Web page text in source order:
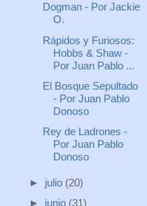
Dogman - Por Jackie
O.
Rápidos y Furiosos:
Hobbs & Shaw -
Por Juan Pablo ...
El Bosque Sepultado
- Por Juan Pablo
Donoso
Rey de Ladrones -
Por Juan Pablo
Donoso
► julio (20)
► junio (31)